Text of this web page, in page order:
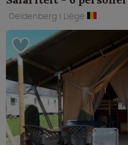
Deidenberg i Liège